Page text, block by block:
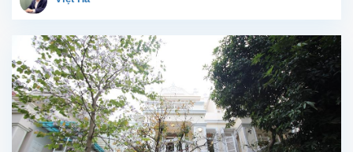
cho
thuê
tại
trung
tâm
khu
đô